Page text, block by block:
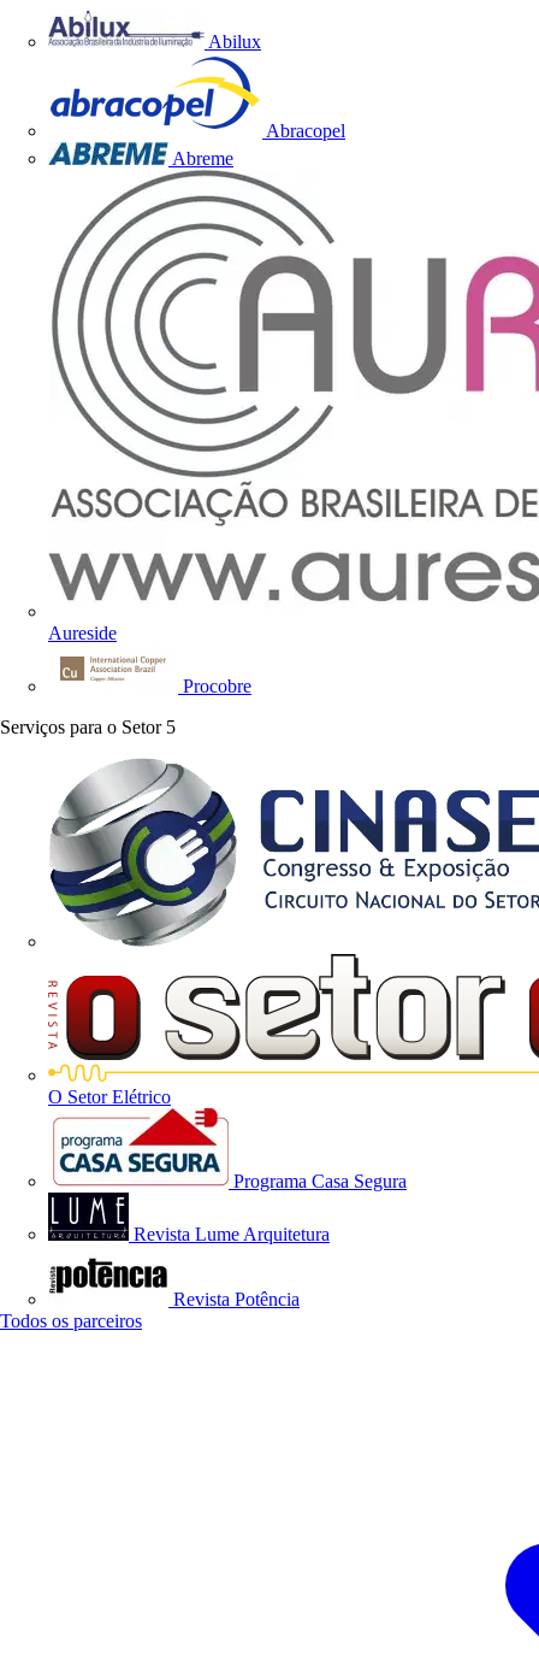
Abilux
Abracopel
Abreme
Aureside
Procobre
Serviços para o Setor 5
O Setor Elétrico
Programa Casa Segura
Revista Lume Arquitetura
Revista Potência
Todos os parceiros